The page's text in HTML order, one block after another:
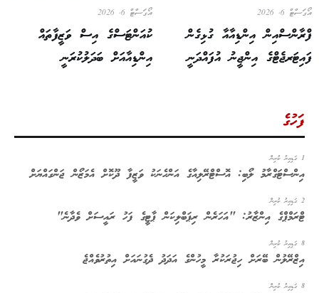
އޯގަސްޓް 6, 2026
ފްރާންސްއިން އިންޑިއާއާ ގުޅިގެން
ފައިޓަރޖެޓްގެ އިންޖީނު އުފައްދަނީ
އޯގަސްޓް 6, 2026
ކުއަންޓަސްގެ އިސް ވަޒީފާތައް
އިންޑިއާއަށް ބަދަލުކުރަނީ
ފަހުގެ
1 ގަޑިއިރު ކުރިން
އިންސްޓަގްރާމު ލޯބި: އޮސްޓްރޭލިއާގެ އަންހެނަކު ވަޒީފާ ދޫކޮށް އެމަޒޯން ޖަންގައްޔަށް
2 ގަޑިއިރު ކުރިން
ޓްރަމްޕްގެ އިންޒާރު: "އަހަރެން ރިޕަބްލިކަން ޕާޓީގެ ފަހު ރައީސަށް ވެދާނެ"
8 ގަޑިއިރު ކުރިން
އިޒްރޭލުން ބޭރަށް ހިޖުރަކުރާ މީހުންގެ އަދަދު ދެގުނައަށް އިތުރުވެއްޖެ
8 ގަޑިއިރު ކުރިން